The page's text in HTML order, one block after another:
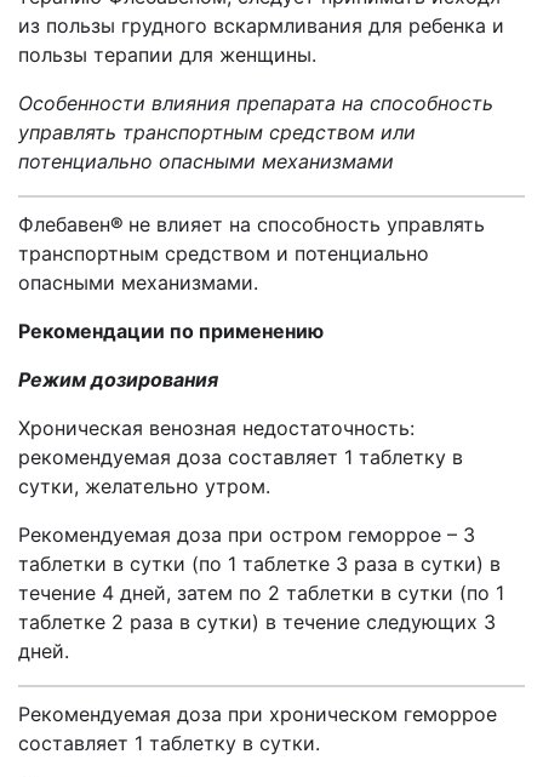
из пользы грудного вскармливания для ребенка и
пользы терапии для женщины.
Особенности влияния препарата на способность
управлять транспортным средством или
потенциально опасными механизмами
Флебавен® не влияет на способность управлять
транспортным средством и потенциально
опасными механизмами.
Рекомендации по применению
Режим дозирования
Хроническая венозная недостаточность:
рекомендуемая доза составляет 1 таблетку в
сутки, желательно утром.
Рекомендуемая доза при остром геморрое – 3
таблетки в сутки (по 1 таблетке 3 раза в сутки) в
течение 4 дней, затем по 2 таблетки в сутки (по 1
таблетке 2 раза в сутки) в течение следующих 3
дней.
Рекомендуемая доза при хроническом геморрое
составляет 1 таблетку в сутки.